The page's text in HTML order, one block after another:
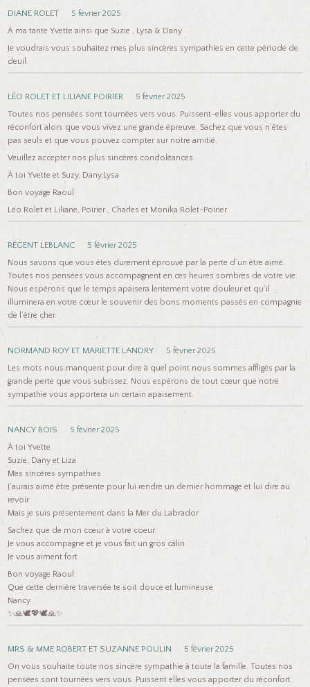
DIANE ROLET
5 février 2025
À ma tante Yvette ainsi que Suzie , Lysa & Dany
Je voudrais vous souhaitez mes plus sincères sympathies en cette période de
deuil.
LÉO ROLET ET LILIANE POIRIER
5 février 2025
Toutes nos pensées sont tournées vers vous. Puissent-elles vous apporter du
réconfort alors que vous vivez une grande épreuve. Sachez que vous n’êtes
pas seuls et que vous pouvez compter sur notre amitié.
Veuillez accepter nos plus sincères condoléances.
À toi Yvette et Suzy, Dany,Lysa
Bon voyage Raoul
Léo Rolet et Liliane, Poirier , Charles et Monika Rolet-Poirier
RÉGENT LEBLANC
5 février 2025
Nous savons que vous êtes durement éprouvé par la perte d’un être aimé.
Toutes nos pensées vous accompagnent en ces heures sombres de votre vie.
Nous espérons que le temps apaisera lentement votre douleur et qu’il
illuminera en votre cœur le souvenir des bons moments passés en compagnie
de l’être cher.
NORMAND ROY ET MARIETTE LANDRY
5 février 2025
Les mots nous manquent pour dire à quel point nous sommes affligés par la
grande perte que vous subissez. Nous espérons de tout cœur que notre
sympathie vous apportera un certain apaisement.
NANCY BOIS
5 février 2025
À toi Yvette
Suzie, Dany et Liza
Mes sincères sympathies
J’aurais aimé être présente pour lui rendre un dernier hommage et lui dire au
revoir
Mais je suis présentement dans la Mer du Labrador
Sachez que de mon cœur à votre coeur
Je vous accompagne et je vous fait un gros câlin
Je vous aiment fort
Bon voyage Raoul
Que cette dernière traversée te soit douce et lumineuse
Nancy
✨🙏🕊️💖🕊️🙏✨
MRS & MME ROBERT ET SUZANNE POULIN
5 février 2025
On vous souhaite toute nos sincère sympathie à toute la famille. Toutes nos
pensées sont tournées vers vous. Puissent elles vous apporter du réconfort